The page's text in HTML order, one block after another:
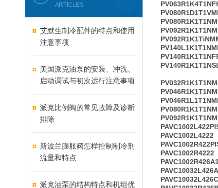
ARTICLES
艾默生制冷配件的特点和使用
注意事项
美国派克油泵的安装、冲洗、
启动调试与初次运行注意事项
派克比例阀的常见故障及诊断
排除
斯波兰膨胀阀怎样控制制冷剂
流量和特点
派克油泵的结构特点和机组优
PAVC1002L4222
PAVC1002R4222